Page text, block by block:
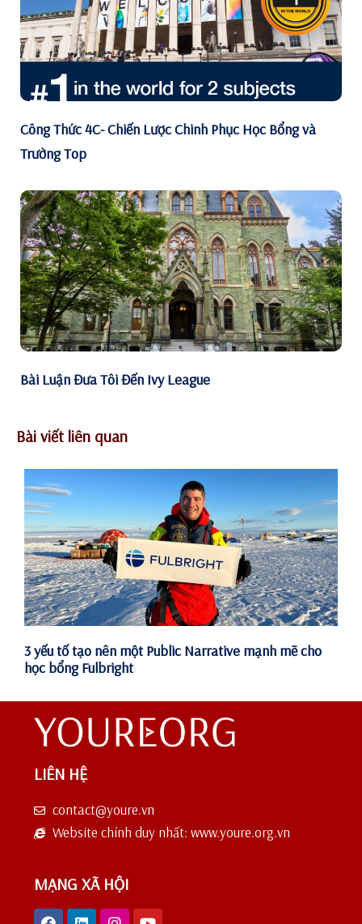
Công Thức 4C- Chiến Lược Chinh Phục Học Bổng và
Trường Top
Bài Luận Đưa Tôi Đến Ivy League
Bài viết liên quan
3 yếu tố tạo nên một Public Narrative mạnh mẽ cho
học bổng Fulbright
LIÊN HỆ
contact@youre.vn
Website chính duy nhất: www.youre.org.vn
MẠNG XÃ HỘI